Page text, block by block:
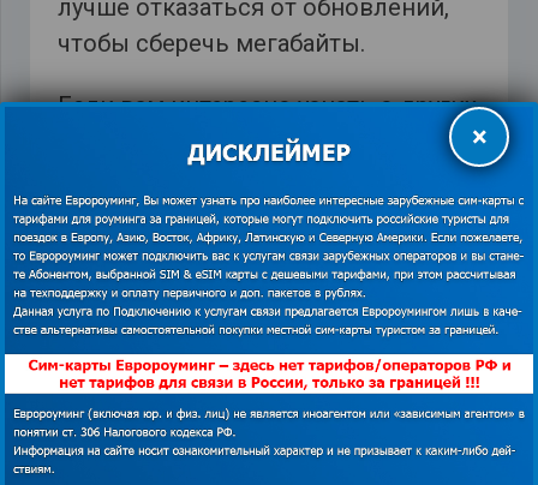
лучше отказаться от обновлений,
чтобы сберечь мегабайты.
Если вам интересно узнать о других
секретах, которые помогают
границей – читайте постоянную
рубрику
https://euroaming.ru/category/kak-
ekonomit-v-rouminge-za-granitsej/.
×